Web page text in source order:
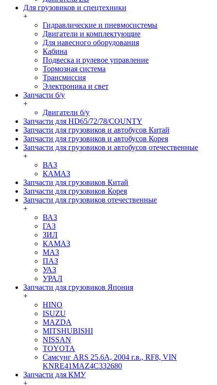
Для грузовиков и спецтехники
+
Гидравлические и пневмосистемы
Двигатели и комплектующие
Для навесного оборудования
Кабина
Подвеска и рулевое управление
Тормозная система
Трансмиссия
Электроника и свет
Запчасти б/у
+
Двигатели б/у
Запчасти для HD65/72/78/COUNTY
Запчасти для грузовиков и автобусов Китай
Запчасти для грузовиков и автобусов Корея
Запчасти для грузовиков и автобусов отечественные
+
ВАЗ
КАМАЗ
Запчасти для грузовиков Китай
Запчасти для грузовиков Корея
Запчасти для грузовиков отечественные
+
ВАЗ
ГАЗ
ЗИЛ
КАМАЗ
МАЗ
ПАЗ
УАЗ
УРАЛ
Запчасти для грузовиков Япония
+
HINO
ISUZU
MAZDA
MITSHUBISHI
NISSAN
TOYOTA
Самсунг ARS 25.6A, 2004 г.в., RF8, VIN
KNRE41MAZ4C332680
Запчасти для КМУ